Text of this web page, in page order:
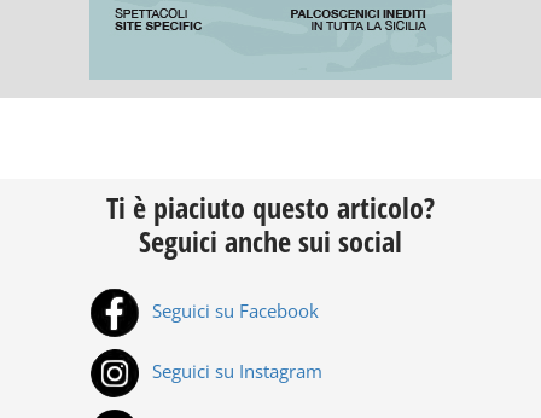
Ti è piaciuto questo articolo?
Seguici anche sui social
Seguici su Facebook
Seguici su Instagram